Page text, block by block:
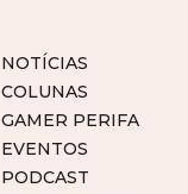
NOTÍCIAS
COLUNAS
GAMER PERIFA
EVENTOS
PODCAST